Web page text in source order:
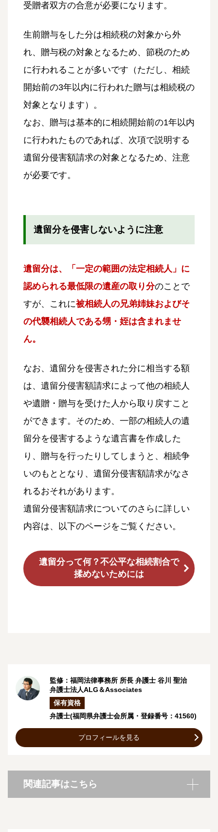
受贈者双方の合意が必要になります。
生前贈与をした分は相続税の対象から外
れ、贈与税の対象となるため、節税のため
に行われることが多いです（ただし、相続
開始前の3年以内に行われた贈与は相続税の
対象となります）。
なお、贈与は基本的に相続開始前の1年以内
に行われたものであれば、次項で説明する
遺留分侵害額請求の対象となるため、注意
が必要です。
遺留分を侵害しないように注意
遺留分は、「一定の範囲の法定相続人」に
認められる最低限の遺産の取り分のことで
すが、これに被相続人の兄弟姉妹およびそ
の代襲相続人である甥・姪は含まれませ
ん。
なお、遺留分を侵害された分に相当する額
は、遺留分侵害額請求によって他の相続人
や遺贈・贈与を受けた人から取り戻すこと
ができます。そのため、一部の相続人の遺
留分を侵害するような遺言書を作成した
り、贈与を行ったりしてしまうと、相続争
いのもととなり、遺留分侵害額請求がなさ
れるおそれがあります。
遺留分侵害額請求についてのさらに詳しい
内容は、以下のページをご覧ください。
遺留分って何？不公平な相続割合で
揉めないためには
監修：福岡法律事務所 所長 弁護士 谷川 聖治
弁護士法人ALG＆Associates
保有資格
弁護士(福岡県弁護士会所属・登録番号：41560)
プロフィールを見る
関連記事はこちら